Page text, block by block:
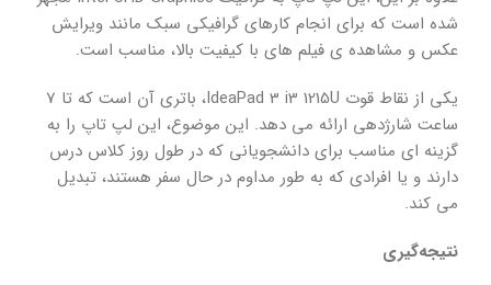
شده است که برای انجام کارهای گرافیکی سبک مانند ویرایش
عکس و مشاهده ی فیلم های با کیفیت بالا، مناسب است.
یکی از نقاط قوت IdeaPad 3 i3 1215U، باتری آن است که تا 7
ساعت شارژدهی ارائه می دهد. این موضوع، این لپ تاپ را به
گزینه ای مناسب برای دانشجویانی که در طول روز کلاس درس
دارند و یا افرادی که به طور مداوم در حال سفر هستند، تبدیل
می کند.
نتیجه‌گیری